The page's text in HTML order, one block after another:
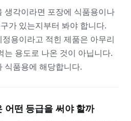
생각이라면 포장에 식품용이나
가 있는지부터 봐야 합니다.
용이라고 적힌 제품은 아무리
는 용도로 나온 것이 아닙니다.
식품용에 해당합니다.
어떤 등급을 써야 할까